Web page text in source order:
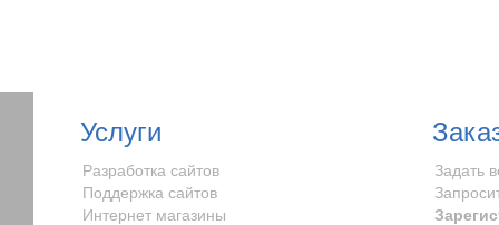
Услуги
Разработка сайтов
Поддержка сайтов
Интернет магазины
Задать